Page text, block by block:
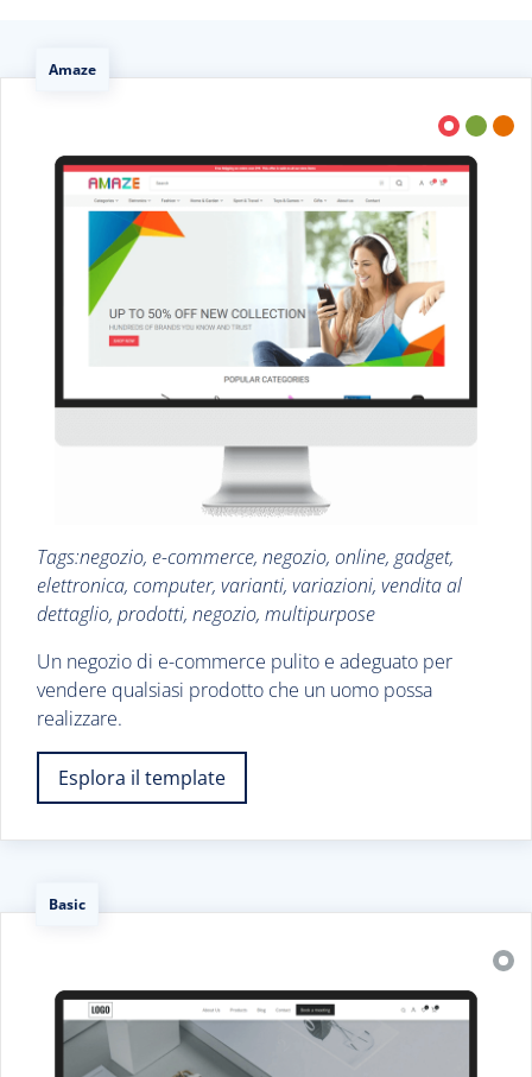
Amaze
Tags:negozio, e-commerce, negozio, online, gadget,
elettronica, computer, varianti, variazioni, vendita al
dettaglio, prodotti, negozio, multipurpose
Un negozio di e-commerce pulito e adeguato per
vendere qualsiasi prodotto che un uomo possa
realizzare.
Esplora il template
Basic